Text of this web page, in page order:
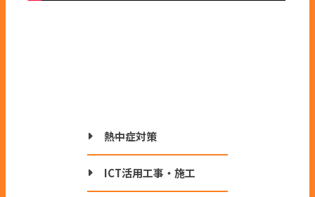
熱中症対策
ICT活用工事・施工